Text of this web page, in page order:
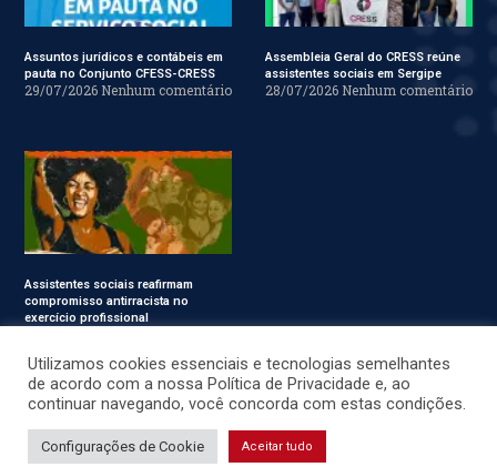
Assuntos jurídicos e contábeis em
pauta no Conjunto CFESS-CRESS
29/07/2026 Nenhum comentário
Assembleia Geral do CRESS reúne
assistentes sociais em Sergipe
28/07/2026 Nenhum comentário
Assistentes sociais reafirmam
compromisso antirracista no
exercício profissional
© CRESS-SE 2022. Todos os Direitos Reservados.
Desenvolvido porJSWEBMIDIA
Utilizamos cookies essenciais e tecnologias semelhantes
de acordo com a nossa Política de Privacidade e, ao
continuar navegando, você concorda com estas condições.
Configurações de Cookie Aceitar tudo